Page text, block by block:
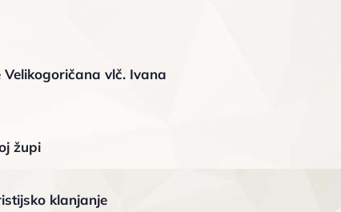
Velikogoričana vlč. Ivana
župi
klanjanje